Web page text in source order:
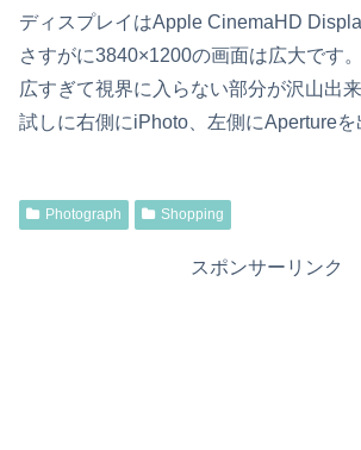
ディスプレイはApple CinemaHD
さすがに3840×1200の画面は広大です。
広すぎて視界に入らない部分が沢山出来
試しに右側にiPhoto、左側にApertureを
Photograph Shopping
スポンサーリンク